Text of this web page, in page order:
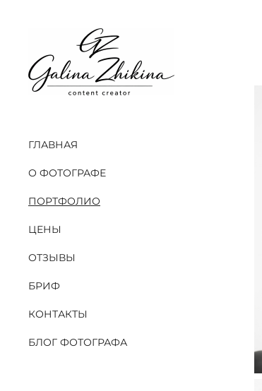
ГЛАВНАЯ
О ФОТОГРАФЕ
ПОРТФОЛИО
ЦЕНЫ
ОТЗЫВЫ
БРИФ
КОНТАКТЫ
БЛОГ ФОТОГРАФА